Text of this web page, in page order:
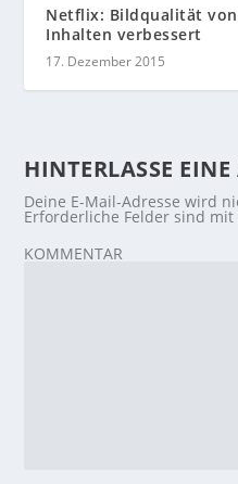
Netflix: Bildqualität von
Inhalten verbessert
17. Dezember 2015
HINTERLASSE
Deine E-Mail-Adresse wird
Erforderliche Felder sind mit
KOMMENTAR